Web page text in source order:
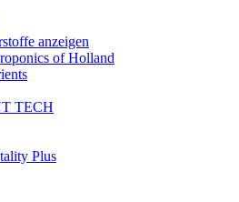
anzeigen
of Holland
TECH
Plus